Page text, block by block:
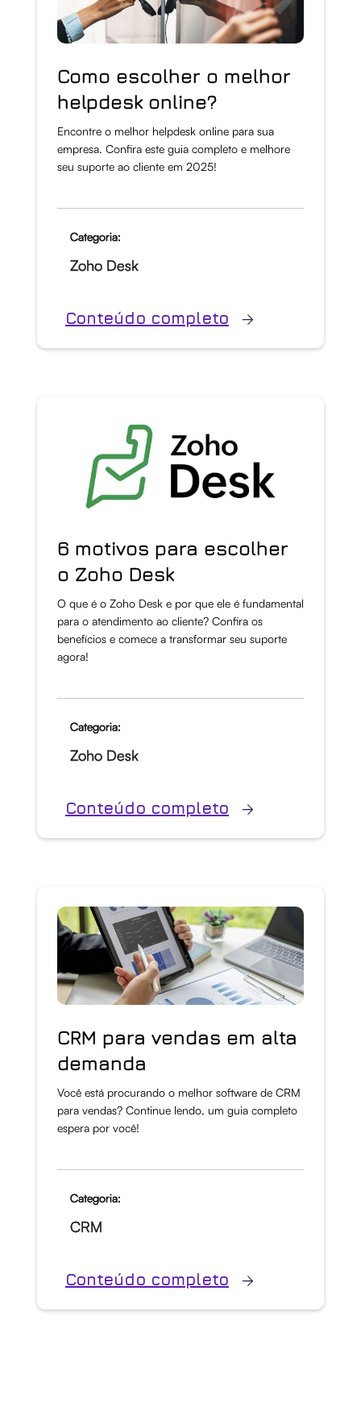
Como escolher o melhor
helpdesk online?
Encontre o melhor helpdesk online para sua
empresa. Confira este guia completo e melhore
seu suporte ao cliente em 2025!
Categoria:
Zoho Desk
Conteúdo completo
6 motivos para escolher
o Zoho Desk
O que é o Zoho Desk e por que ele é fundamental
para o atendimento ao cliente? Confira os
benefícios e comece a transformar seu suporte
agora!
Categoria:
Zoho Desk
Conteúdo completo
CRM para vendas em alta
demanda
Você está procurando o melhor software de CRM
para vendas? Continue lendo, um guia completo
espera por você!
Categoria:
CRM
Conteúdo completo